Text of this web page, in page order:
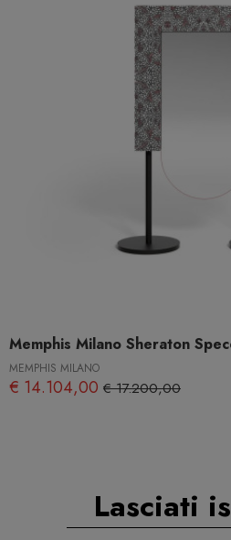
Memphis Milano Sheraton
MEMPHIS MILANO
€ 14.104,00 € 17.200,00
Lasciati